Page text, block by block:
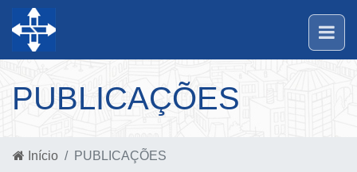
PUBLICAÇÕES
Início PUBLICAÇÕES